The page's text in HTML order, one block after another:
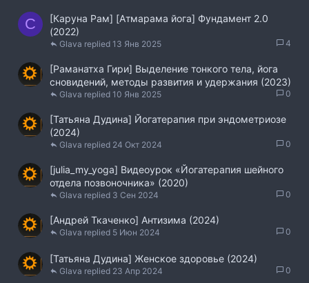
С
[Каруна Рам] [Атмарама йога] Фундамент 2.0
(2022)
4
13 Янв 2025
Glava
[Раманатха Гири] Выделение тонкого тела, йога
сновидений, методы развития и удержания (2023)
0
10 Янв 2025
Glava
[Татьяна Дудина] Йогатерапия при эндометриозе
(2024)
0
24 Окт 2024
Glava
[julia_my_yoga] Видеоурок «Йогатерапия шейного
отдела позвоночника» (2020)
0
3 Сен 2024
Glava
[Андрей Ткаченко] Антизима (2024)
0
5 Июн 2024
Glava
[Татьяна Дудина] Женское здоровье (2024)
0
23 Апр 2024
Glava